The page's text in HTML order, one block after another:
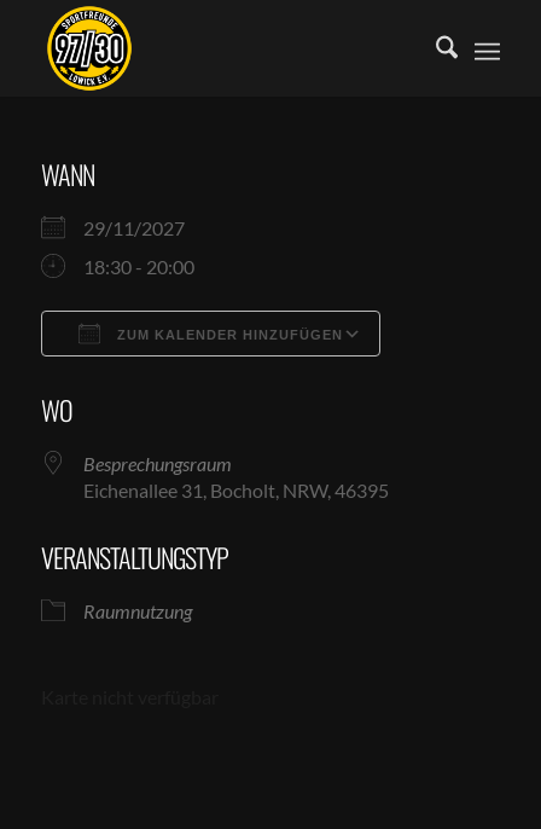
WANN
29/11/2027
18:30 - 20:00
ZUM KALENDER HINZUFÜGEN
WO
Besprechungsraum
Eichenallee 31, Bocholt, NRW, 46395
VERANSTALTUNGSTYP
Raumnutzung